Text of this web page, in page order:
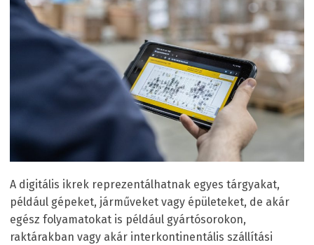
A digitális ikrek reprezentálhatnak egyes tárgyakat,
például gépeket, járműveket vagy épületeket, de akár
egész folyamatokat is például gyártósorokon,
raktárakban vagy akár interkontinentális szállítási